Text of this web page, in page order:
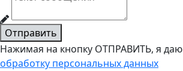
Отправить
Нажимая на кнопку ОТПРАВИТЬ, я даю
обработку персональных данных